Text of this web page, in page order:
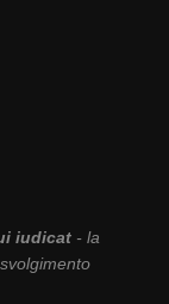
iudicat- la